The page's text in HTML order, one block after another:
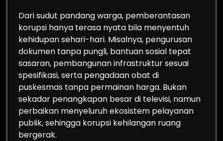
Dari sudut pandang warga, pemberantasan
korupsi hanya terasa nyata bila menyentuh
kehidupan sehari-hari. Misalnya, pengurusan
dokumen tanpa pungli, bantuan sosial tepat
sasaran, pembangunan infrastruktur sesuai
spesifikasi, serta pengadaan obat di
puskesmas tanpa permainan harga. Bukan
sekadar penangkapan besar di televisi, namun
perbaikan menyeluruh ekosistem pelayanan
publik, sehingga korupsi kehilangan ruang
bergerak.